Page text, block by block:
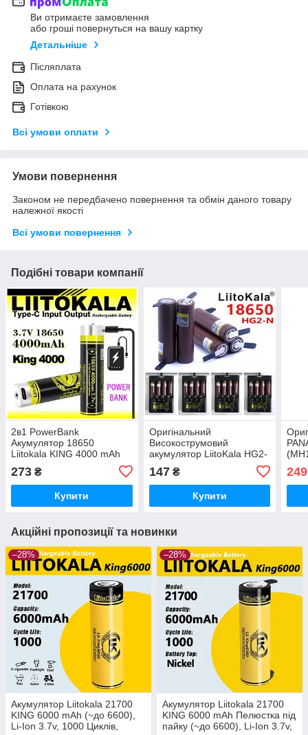
Ви отримаєте замовлення
або гроші повернуться на вашу картку
Детальніше
Післяплата
Оплата на рахунок
Готівкою
Всі умови оплати
Умови повернення
Законом не передбачено повернення та обмін даного товару
належної якості
Всі умови повернення
Подібні товари компанії
2в1 PowerBank
Акумулятор 18650
Liitokala KING 4000 mAh
USB-C Li-Ion, 1500 Циклів,
Реальна ємність
273 ₴
Купити
Оригінальний
Високострумовий
акумулятор LiitoKala HG2-
N 18650 3000mAh 30A Li-
Ion з пелюстками під
паяння
147₴
Купити
249
Акційні пропозиції та новинки
–28%
Акумулятор Liitokala 21700
KING 6000 mAh (~до 6600),
Li-Ion 3.7v, 1000 Циклів,
–28%
Акумулятор Liitokala 21700
KING 6000 mAh Пелюстка під
пайку (~до 6600), Li-Ion 3.7v,